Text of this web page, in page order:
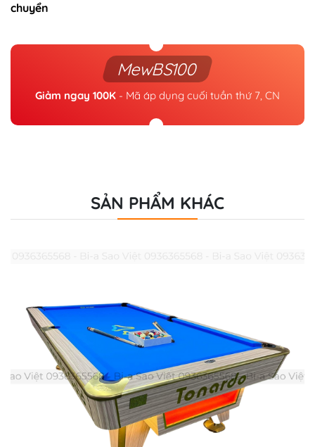
chuyển
MewBS100
Giảm ngay 100K - Mã áp dụng cuối tuần thứ 7, CN
SẢN PHẨM KHÁC